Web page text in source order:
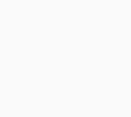
sú také
pýta niekto
krypto forme,
niečo iné